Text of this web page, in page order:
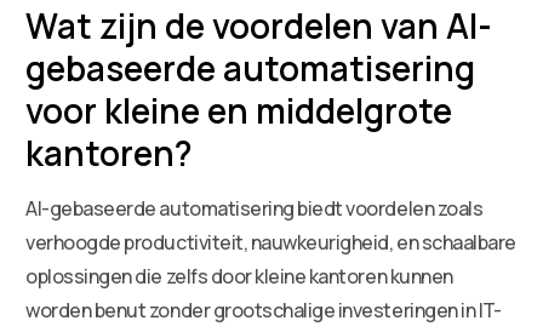
Wat zijn de voordelen van AI-
gebaseerde automatisering
voor kleine en middelgrote
kantoren?
AI-gebaseerde automatisering biedt voordelen zoals
verhoogde productiviteit, nauwkeurigheid, en schaalbare
oplossingen die zelfs door kleine kantoren kunnen
worden benut zonder grootschalige investeringen in IT-